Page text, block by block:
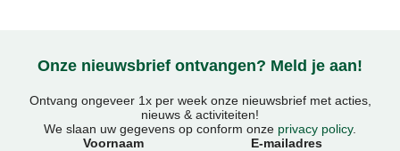
Onze nieuwsbrief ontvangen? Meld je aan!
Ontvang ongeveer 1x per week onze nieuwsbrief met acties,
nieuws & activiteiten!
We slaan uw gegevens op conform onze privacy policy.
Voornaam
E-mailadres